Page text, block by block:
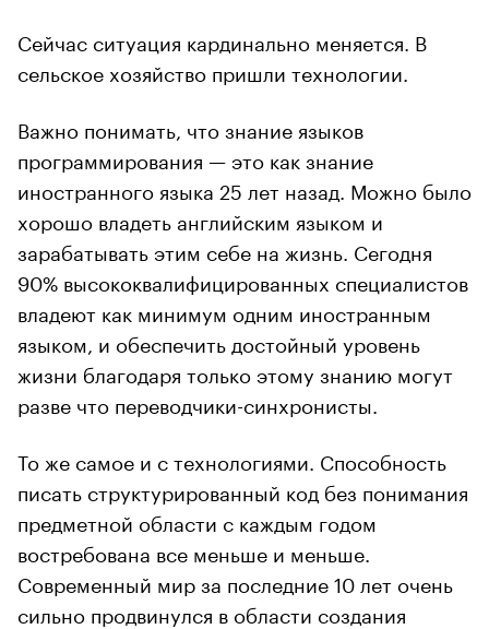
Сейчас ситуация кардинально меняется. В
сельское хозяйство пришли технологии.
Важно понимать, что знание языков
программирования — это как знание
иностранного языка 25 лет назад. Можно было
хорошо владеть английским языком и
зарабатывать этим себе на жизнь. Сегодня
90% высококвалифицированных специалистов
владеют как минимум одним иностранным
языком, и обеспечить достойный уровень
жизни благодаря только этому знанию могут
разве что переводчики-синхронисты.
То же самое и с технологиями. Способность
писать структурированный код без понимания
предметной области с каждым годом
востребована все меньше и меньше.
Современный мир за последние 10 лет очень
сильно продвинулся в области создания